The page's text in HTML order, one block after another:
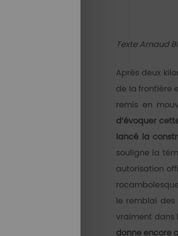
Texte Arnaud
Après deux
de la frontière
remis en
d’évoquer
lancé la
souligne la
autorisation
le remblai
vraiment dans
donne encore